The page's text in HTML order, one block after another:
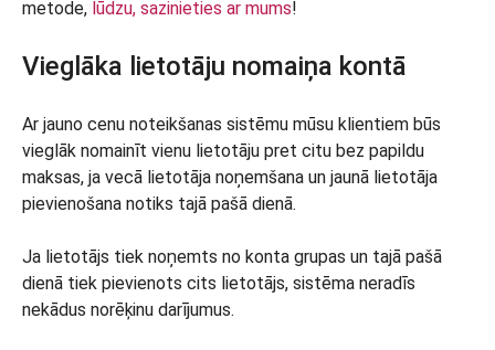
metode, lūdzu, sazinieties ar mums!
Vieglāka lietotāju nomaiņa kontā
Ar jauno cenu noteikšanas sistēmu mūsu klientiem būs
vieglāk nomainīt vienu lietotāju pret citu bez papildu
maksas, ja vecā lietotāja noņemšana un jaunā lietotāja
pievienošana notiks tajā pašā dienā.
Ja lietotājs tiek noņemts no konta grupas un tajā pašā
dienā tiek pievienots cits lietotājs, sistēma neradīs
nekādus norēķinu darījumus.